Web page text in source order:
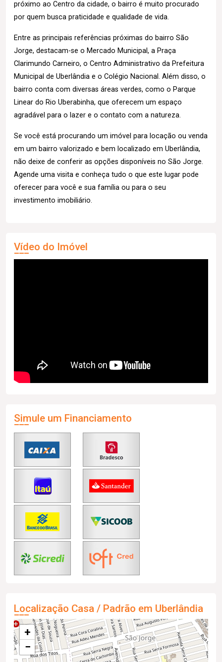
próximo ao Centro da cidade, o bairro é muito procurado
por quem busca praticidade e qualidade de vida.
Entre as principais referências próximas do bairro São
Jorge, destacam-se o Mercado Municipal, a Praça
Clarimundo Carneiro, o Centro Administrativo da Prefeitura
Municipal de Uberlândia e o Colégio Nacional. Além disso, o
bairro conta com diversas áreas verdes, como o Parque
Linear do Rio Uberabinha, que oferecem um espaço
agradável para o lazer e o contato com a natureza.
Se você está procurando um imóvel para locação ou venda
em um bairro valorizado e bem localizado em Uberlândia,
não deixe de conferir as opções disponíveis no São Jorge.
Agende uma visita e conheça tudo o que este lugar pode
oferecer para você e sua família ou para o seu
investimento imobiliário.
Vídeo do Imóvel
Simule um Financiamento
Localização Casa / Padrão em Uberlândia
+
−